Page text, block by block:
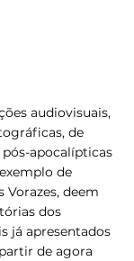
audiovisuais,
de
apocalípticas
de
Vorazes, deem
dos
já apresentados
de agora